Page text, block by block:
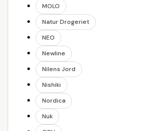
MOLO
Natur Drogeriet
NEO
Newline
Nilens Jord
Nishiki
Nordica
Nuk